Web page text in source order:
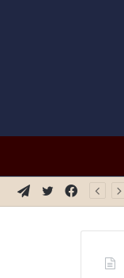
تويتر
فيسبوك